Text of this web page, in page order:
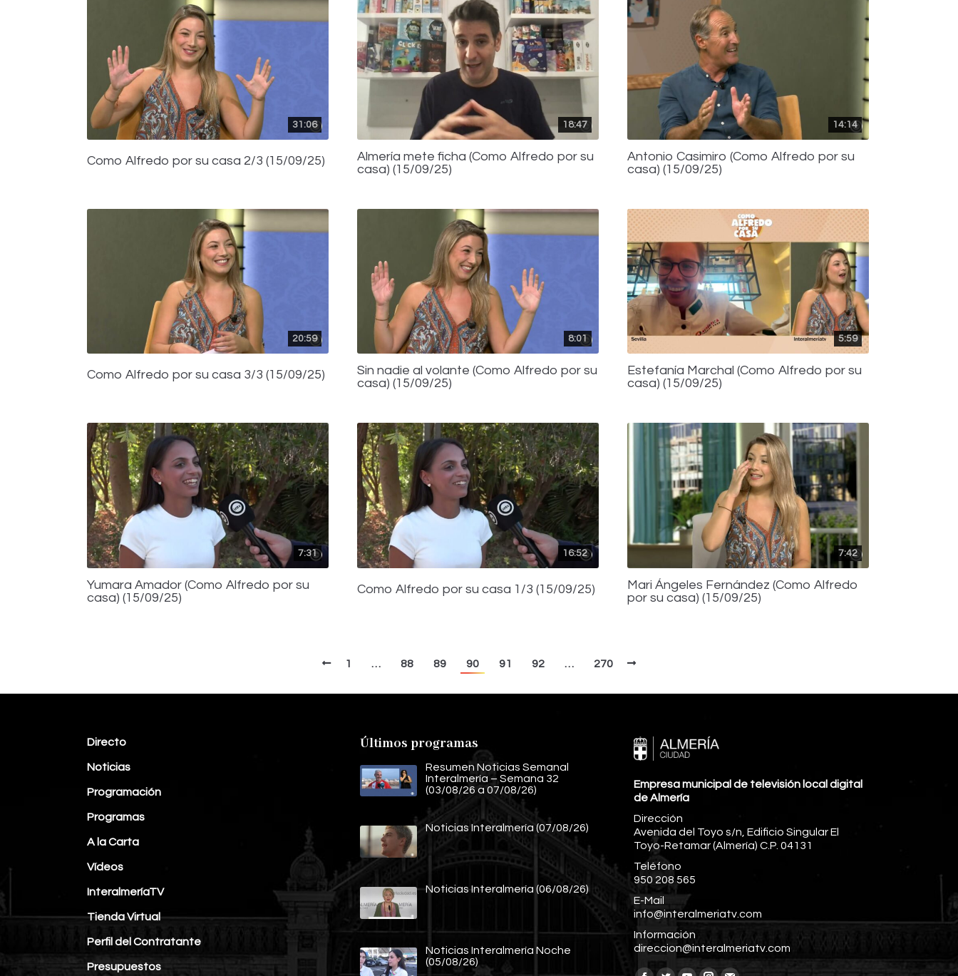
31:06
Como Alfredo por su casa 2/3 (15/09/25)
18:47
Almería mete ficha (Como Alfredo por su
casa) (15/09/25)
14:14
Antonio Casimiro (Como Alfredo por su
casa) (15/09/25)
20:59
Como Alfredo por su casa 3/3 (15/09/25)
8:01
Sin nadie al volante (Como Alfredo por su
casa) (15/09/25)
5:59
Estefanía Marchal (Como Alfredo por su
casa) (15/09/25)
7:31
Yumara Amador (Como Alfredo por su
casa) (15/09/25)
16:52
Como Alfredo por su casa 1/3 (15/09/25)
7:42
Mari Ángeles Fernández (Como Alfredo
por su casa) (15/09/25)
1 … 88 89 90 91 92 … 270
Directo
Noticias
Programación
Programas
A la Carta
Vídeos
InteralmeríaTV
Tienda Virtual
Perfil del Contratante
Presupuestos
Últimos programas
Resumen Noticias Semanal
Interalmería – Semana 32
(03/08/26 a 07/08/26)
Noticias Interalmería (07/08/26)
Noticias Interalmería (06/08/26)
Noticias Interalmería Noche
(05/08/26)
Empresa municipal de televisión local digital
de Almería
Dirección
Avenida del Toyo s/n, Edificio Singular El
Toyo-Retamar (Almería) C.P. 04131
Teléfono
950 208 565
E-Mail
info@interalmeriatv.com
Información
direccion@interalmeriatv.com
Encuéntranos en: